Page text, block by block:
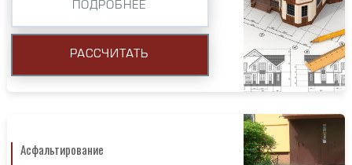
ПОДРОБНЕЕ
РАССЧИТАТЬ
Асфальтирование